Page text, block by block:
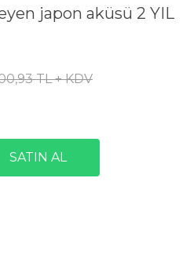
japon aküsü 2 YIL
TL + KDV